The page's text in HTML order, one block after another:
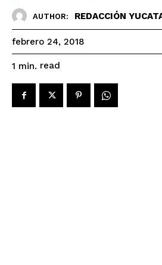
AUTHOR: REDACCIÓN
febrero 24, 2018
1 min. read